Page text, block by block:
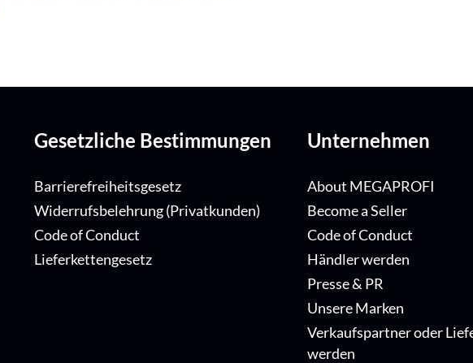
Gesetzliche Bestimmungen
Barrierefreiheitsgesetz
Widerrufsbelehrung (Privatkunden)
Code of Conduct
Lieferkettengesetz
Unternehmen
About MEGAPROFI
Become a Seller
Code of Conduct
Händler werden
Presse & PR
Unsere Marken
Verkaufspartner oder
werden